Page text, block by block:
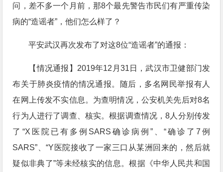
问，差不多一个月前，那8个最先警告市民们有严重传染
病的“造谣者”，他们怎么样了？
平安武汉再次发布了对这8位“造谣者”的通报：
【情况通报】2019年12月31日，武汉市卫健部门发
布关于肺炎疫情的情况通报。随后，多名网民举报有人
在网上传发不实信息。为查明情况，公安机关先后对8名
行为人进行了调查、核实。根据调查情况，8人分别传发
了“X医院已有多例SARS确诊病例”、“确诊了7例
SARS”、“Y医院接收了一家三口从某洲回来的，然后就
疑似非典了”等未经核实的信息。根据《中华人民共和国